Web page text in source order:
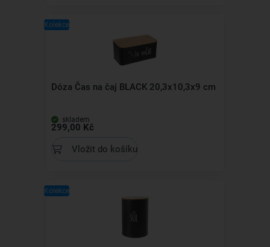
Kolekce
Dóza Čas na čaj BLACK 20,3x10,3x9 cm
skladem
299,00 Kč
Vložit do košíku
Kolekce